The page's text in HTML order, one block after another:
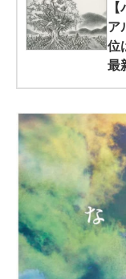
ア
位
最